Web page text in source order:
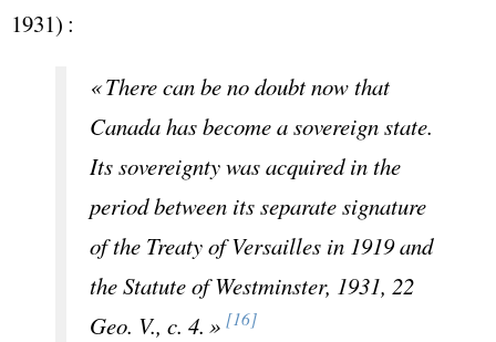
1931) :
« Therecan be no doubt now that
Canada has become a sovereign state.
Its sovereignty was acquired in the
period between its separate signature
of the Treaty of Versailles in 1919 and
the Statute of Westminster, 1931, 22
Geo. V., c. 4. » [16]